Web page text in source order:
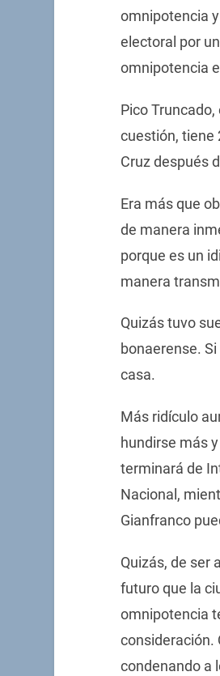
omnipotencia
electoral por
omnipotencia
Pico
cuestión, tiene
Cruz después
Era más que
de manera
porque es un
manera
Quizás tuvo
bonaerense.
casa.
Más ridículo
hundirse más
terminará de
Nacional,
Gianfranco
Quizás, de ser
futuro que la
omnipotencia
consideración.
condenando a